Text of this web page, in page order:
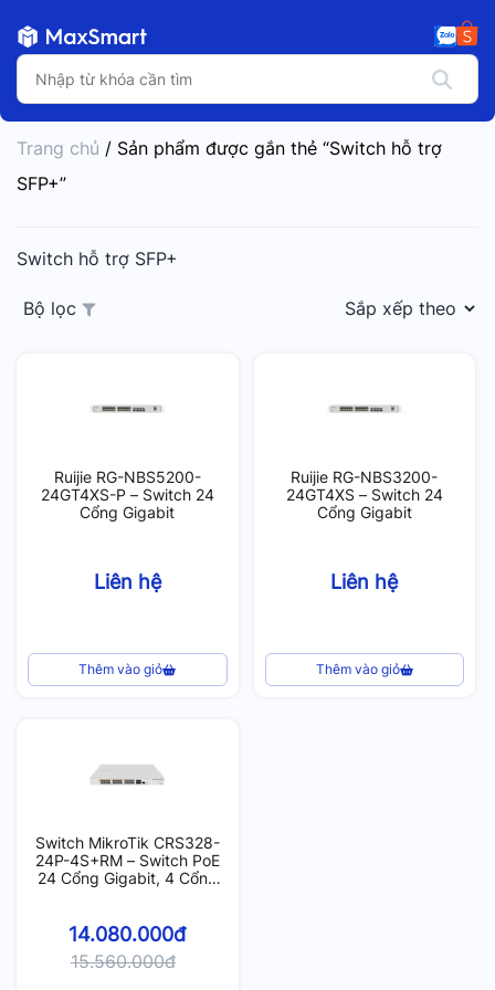
Trang chủ / Sản phẩm được gắn thẻ “Switch hỗ trợ
SFP+”
Switch hỗ trợ SFP+
Bộ lọc
Ruijie RG-NBS5200-
24GT4XS-P – Switch 24
Cổng Gigabit
Liên hệ
Thêm vào giỏ
Ruijie RG-NBS3200-
24GT4XS – Switch 24
Cổng Gigabit
Liên hệ
Thêm vào giỏ
Switch MikroTik CRS328-
24P-4S+RM – Switch PoE
24 Cổng Gigabit, 4 Cổng
14.080.000đ
15.560.000đ